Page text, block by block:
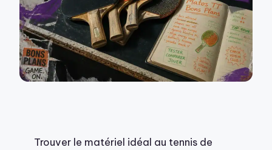
Trouver le matériel idéal au tennis de